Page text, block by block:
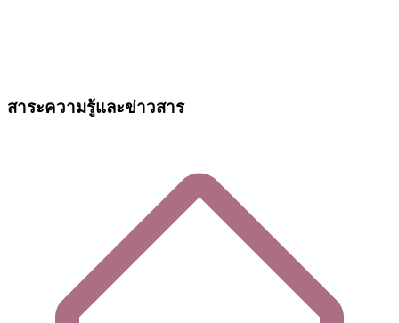
สาระความรู้และข่าวสาร